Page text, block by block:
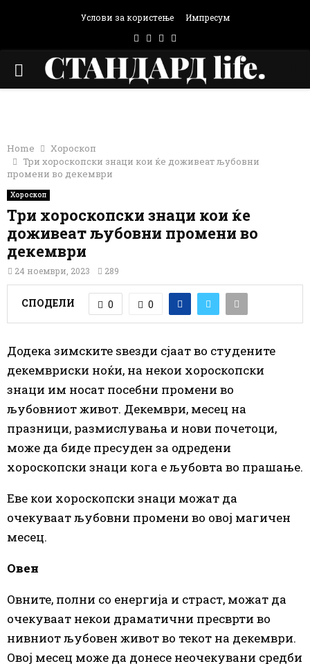
Услови за користење Импресум
Facebook
Instagram
Email
PRIMARY
Home
Хороскоп
Три хороскопски знаци кои ќе доживеат љубовни
промени во декември
Хороскоп
Три хороскопски знаци кои ќе
доживеат љубовни промени во
декември
24 ноември, 2023 289
СПОДЕЛИ 0 0
Додека зимските ѕвезди сјаат во студените
декемвриски ноќи, на некои хороскопски
знаци им носат посебни промени во
љубовниот живот. Декември, месец на
празници, размислувања и нови почетоци,
може да биде пресуден за одредени
хороскопски знаци кога е љубовта во прашање.
Еве кои хороскопски знаци можат да
очекуваат љубовни промени во овој магичен
месец.
Овен
Овните, полни со енергија и страст, можат да
очекуваат некои драматични пресврти во
нивниот љубовен живот во текот на декември.
Овој месец може да донесе неочекувани средби